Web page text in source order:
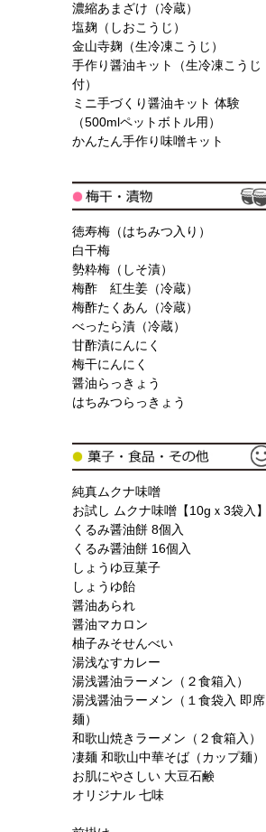
濃縮あまざけ（冷蔵）
塩麹（しおこうじ）
金山寺麹（生冷凍こうじ）
手作り醤油キット（生冷凍こうじ
付）
ミニ手づくり醤油キット 体験
（500mlペットボトル用）
かんたん手作り味噌キット
徳寿梅（はちみつ入り）
白干梅
勢粋梅（しそ漬）
梅酢 紅生姜（冷蔵）
梅酢たくあん（冷蔵）
べったら漬（冷蔵）
甘酢漬にんにく
梅干にんにく
醤油らっきょう
はちみつらっきょう
純真ムクナ味噌
お試し ムクナ味噌【10gｘ3袋入】
くるみ醤油餅 8個入
くるみ醤油餅 16個入
しょうゆ豆菓子
しょうゆ飴
醤油あられ
醤油マカロン
柚子みそせんべい
湯浅なすカレー
湯浅醤油ラーメン（２食箱入）
湯浅醤油ラーメン（１食袋入 即席
麺）
和歌山焼きラーメン（２食箱入）
凄麺 和歌山中華そば（カップ麺）
お肌にやさしい 大豆石鹸
オリジナル 七味